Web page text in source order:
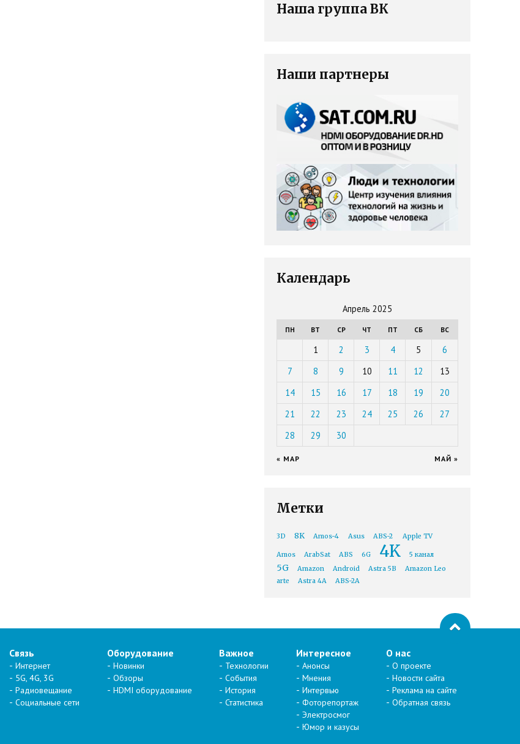
Наша группа ВК
Наши партнеры
Календарь
Апрель 2025
ПН ВТ СР ЧТ ПТ СБ ВС
1 2 3 4 5
6
7
8 9 10 11 12
13
14
15 16 17 18 19
20
21
22 23 24 25 26
27
28
29 30
« МАР МАЙ »
Метки
3D 8K Amos-4 Asus ABS-2 Apple TV
Amos ArabSat ABS 6G 4K 5 канал
5G Amazon Android Astra 5B
Amazon Leo
arte
Astra 4A ABS-2A
Связь
Интернет
5G, 4G, 3G
Радиовещание
Социальные сети
Оборудование
Новинки
Обзоры
HDMI оборудование
Важное
Технологии
События
История
Статистика
Интересное
Анонсы
Мнения
Интервью
Фоторепортаж
Электросмог
Юмор и казусы
О нас
О проекте
Новости сайта
Реклама на сайте
Обратная связь